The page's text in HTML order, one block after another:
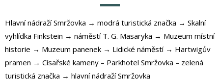
Hlavní nádraží Smržovka → modrá turistická značka → Skalní
vyhlídka Finkstein → náměstí T. G. Masaryka → Muzeum místní
historie → Muzeum panenek → Lidické náměstí → Hartwigův
pramen → Císařské kameny – Parkhotel Smržovka – zelená
turistická značka → hlavní nádraží Smržovka